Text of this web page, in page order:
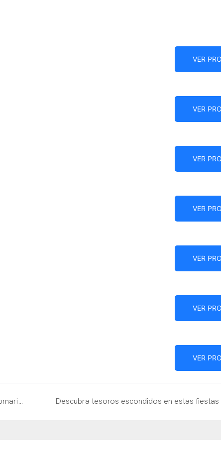
VER
VER
VER
VER
VER
VER
VER
La guía definitiva del detector de metales submarino SuperEye MD6027 y MD6026